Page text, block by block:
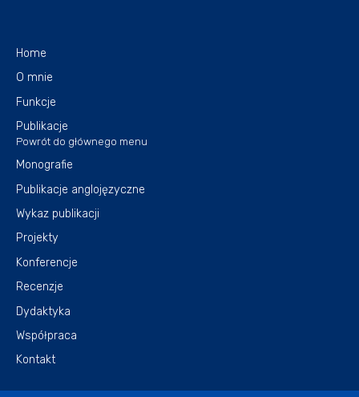
Home
O mnie
Funkcje
Publikacje
Powrót do głównego menu
Monografie
Publikacje anglojęzyczne
Wykaz publikacji
Projekty
Konferencje
Recenzje
Dydaktyka
Współpraca
Kontakt